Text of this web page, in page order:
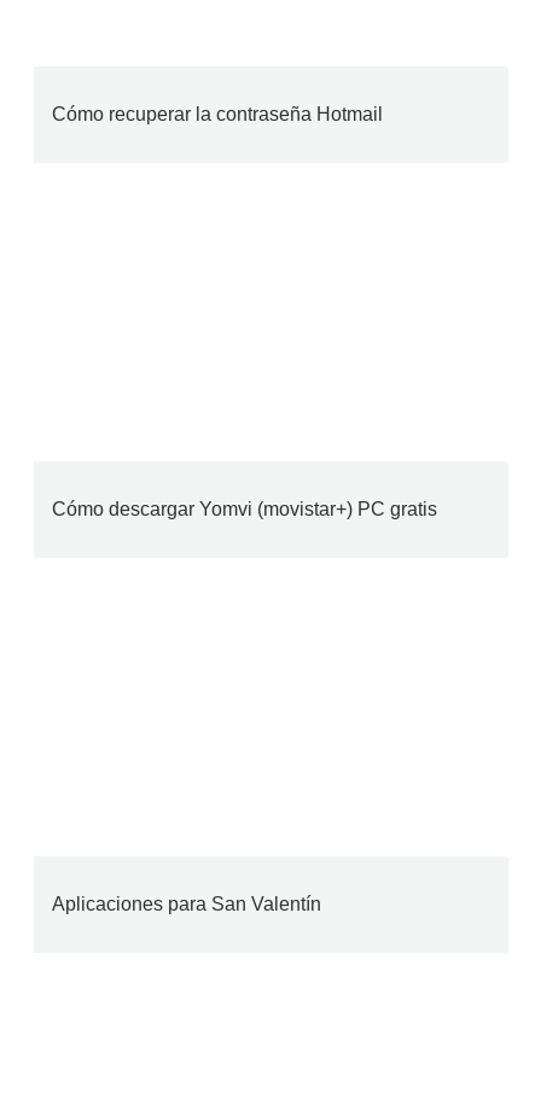
Cómo recuperar la contraseña Hotmail
Cómo descargar Yomvi (movistar+) PC gratis
Aplicaciones para San Valentín